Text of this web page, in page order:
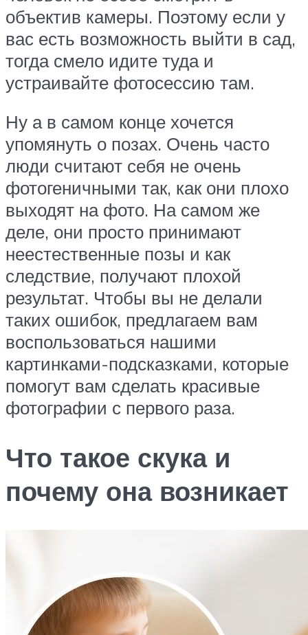
объектив камеры. Поэтому если у
вас есть возможность выйти в сад,
тогда смело идите туда и
устраивайте фотосессию там.
Ну а в самом конце хочется
упомянуть о позах. Очень часто
люди считают себя не очень
фотогеничными так, как они плохо
выходят на фото. На самом же
деле, они просто принимают
неестественные позы и как
следствие, получают плохой
результат. Чтобы вы не делали
таких ошибок, предлагаем вам
воспользоваться нашими
картинками-подсказками, которые
помогут вам сделать красивые
фотографии с первого раза.
Что такое скука и
почему она возникает